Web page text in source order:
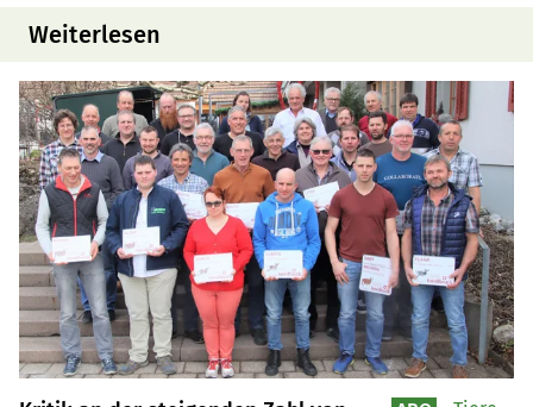
Weiterlesen